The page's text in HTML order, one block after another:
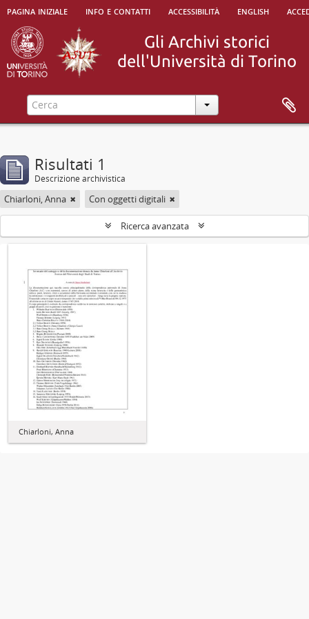
pagina iniziale info e contatti accessibilità english
Risultati 1
Descrizione archivistica
Chiarloni, Anna Con oggetti digitali
Ricerca avanzata
Chiarloni, Anna